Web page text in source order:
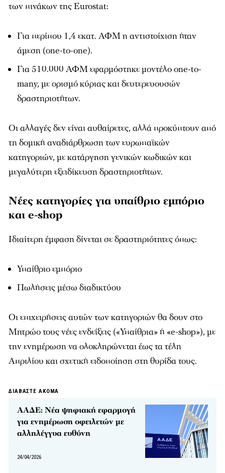
των πινάκων της Eurostat:
Για περίπου 1,4 εκατ. ΑΦΜ η αντιστοίχιση ήταν
άμεση (one-to-one).
Για 510.000 ΑΦΜ εφαρμόστηκε μοντέλο one-to-
many, με ορισμό κύριας και δευτερευουσών
δραστηριοτήτων.
Οι αλλαγές δεν είναι αυθαίρετες, αλλά προκύπτουν από
τη δομική αναδιάρθρωση των ευρωπαϊκών
κατηγοριών, με κατάργηση γενικών κωδικών και
μεγαλύτερη εξειδίκευση δραστηριοτήτων.
Νέες κατηγορίες για υπαίθριο εμπόριο
και e-shop
Ιδιαίτερη έμφαση δίνεται σε δραστηριότητες όπως:
Υπαίθριο εμπόριο
Πωλήσεις μέσω διαδικτύου
Οι επιχειρήσεις αυτών των κατηγοριών θα δουν στο
Μητρώο τους νέες ενδείξεις («Υπαίθρια» ή «e-shop»), με
την ενημέρωση να ολοκληρώνεται έως τα τέλη
Απριλίου και σχετική ειδοποίηση στη θυρίδα τους.
ΔΙΑΒΑΣΤΕ ΑΚΟΜΑ
ΑΑΔΕ: Νέα ψηφιακή εφαρμογή
για ενημέρωση οφειλετών με
αλληλέγγυα ευθύνη
24/04/2026